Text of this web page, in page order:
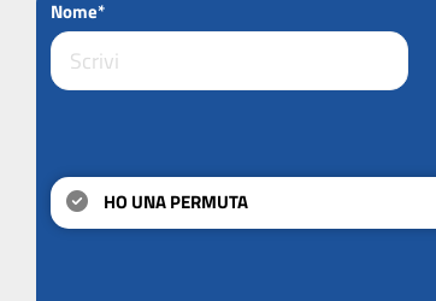
Nome*
HO UNA PERMUTA